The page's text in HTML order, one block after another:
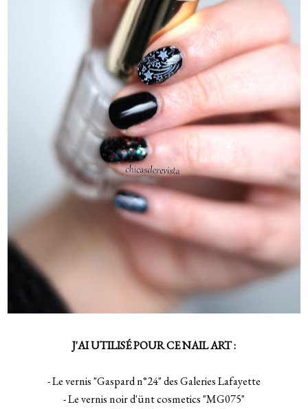
J'AI UTILISÉ POUR CE NAIL ART :
- Le vernis "Gaspard n°24" des Galeries Lafayette
- Le vernis noir d'ünt cosmetics "MG075"